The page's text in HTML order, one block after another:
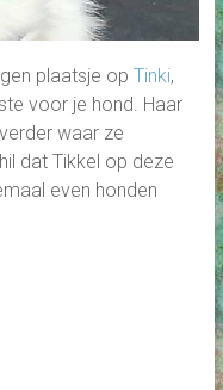
plaatsje op Tinki,
voor je hond. Haar
waar ze
dat Tikkel op deze
even honden